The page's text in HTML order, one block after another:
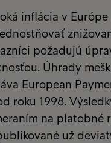
inflácia v
požadujú
Úhrady
European
roku 1998.
na platobné
už